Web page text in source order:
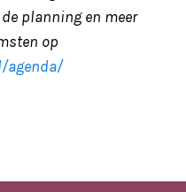
planning en meer
op
agenda/